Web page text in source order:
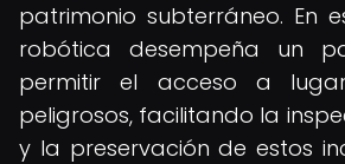
patrimonio subterráneo. En
robótica desempeña un
permitir el acceso a
peligrosos, facilitando la
y la preservación de estos